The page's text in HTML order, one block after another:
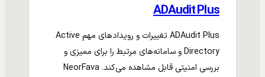
ADAudit Plus
ADAudit Plus تغییرات و رویدادهای مهم Active
Directory و سامانه‌های مرتبط را برای ممیزی و
بررسی امنیتی قابل مشاهده می‌کند. NeorFava